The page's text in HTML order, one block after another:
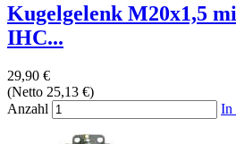
Kugelgelenk M20x1,5
IHC...
29,90 €
(Netto 25,13 €)
Anzahl
In